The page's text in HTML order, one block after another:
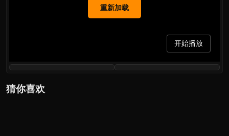
重新加载
开始播放
猜你喜欢